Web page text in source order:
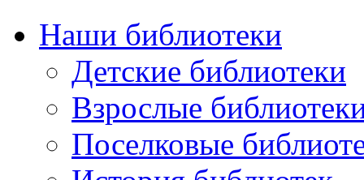
Наши библиотеки
Детские библиотеки
Взрослые
Поселковые